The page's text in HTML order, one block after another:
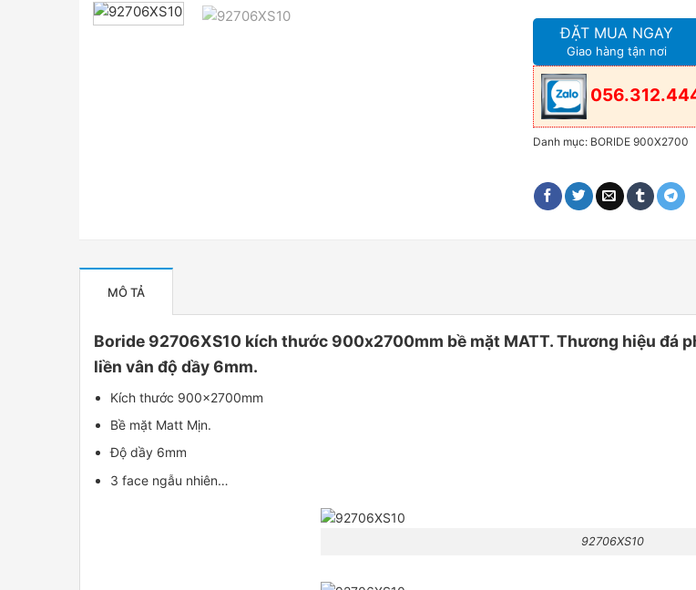
ĐẶT MUA NGAY
Giao hàng tận nơi
Danh mục: BORIDE 900X2700
MÔ TẢ
Boride 92706XS10 kích thước 900x2700mm bề mặt MATT. Thương hiệu đá
liền vân độ dầy 6mm.
Kích thước 900x2700mm
Bề mặt Matt Mịn.
Độ dầy 6mm
3 face ngẫu nhiên…
92706XS10